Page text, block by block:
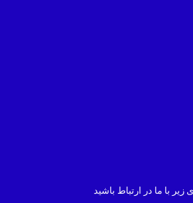
زیر با ما در ارتباط باشید